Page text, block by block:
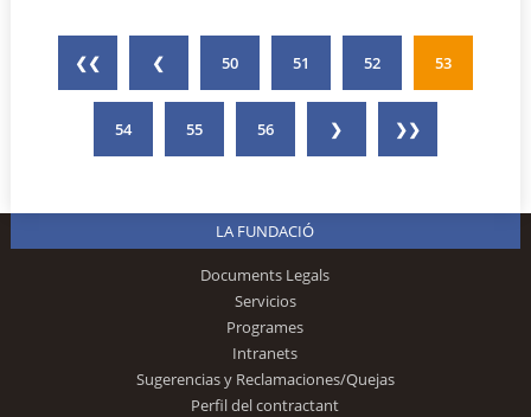
❮❮ ❮ 50 51 52 53
54 55 56 ❯ ❯❯
LA FUNDACIÓ
Documents Legals
Servicios
Programes
Intranets
Sugerencias y Reclamaciones/Quejas
Perfil del contractant